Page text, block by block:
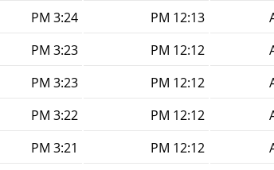
12:13 PM
3:24 PM
12:12 PM
3:23 PM
12:12 PM
3:23 PM
12:12 PM
3:22 PM
12:12 PM
3:21 PM